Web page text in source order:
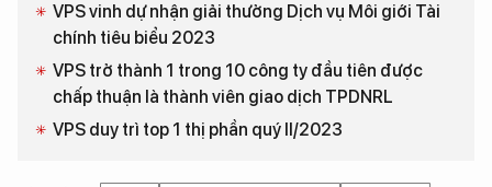
VPS vinh dự nhận giải thưởng Dịch vụ Môi giới Tài
chính tiêu biểu 2023
VPS trở thành 1 trong 10 công ty đầu tiên được
chấp thuận là thành viên giao dịch TPDNRL
VPS duy trì top 1 thị phần quý II/2023